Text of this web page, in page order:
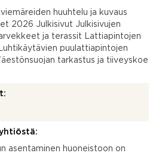
huuhtelu ja kuvaus
2026 Julkisivut Julkisivujen
ja terassit Lattiapintojen
puulattiapintojen
tarkastus ja tiiveyskoe
asentaminen huoneistoon on